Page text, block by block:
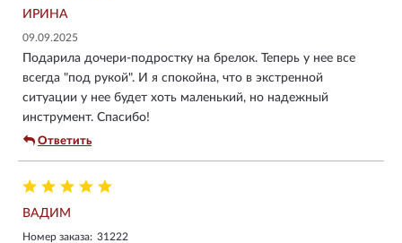
ИРИНА
09.09.2025
Подарила дочери-подростку на брелок. Теперь у нее все
всегда "под рукой". И я спокойна, что в экстренной
ситуации у нее будет хоть маленький, но надежный
инструмент. Спасибо!
Ответить
ВАДИМ
Номер заказа: 31222